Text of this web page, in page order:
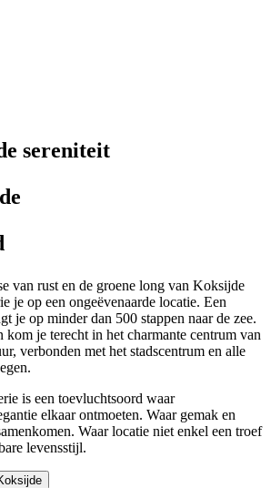
sereniteit
van rust en de groene long van Koksijde
je op een ongeëvenaarde locatie. Een
je op minder dan 500 stappen naar de zee.
kom je terecht in het charmante centrum van
verbonden met het stadscentrum en alle
is een toevluchtsoord waar
elkaar ontmoeten. Waar gemak en
Waar locatie niet enkel een troef
levensstijl.